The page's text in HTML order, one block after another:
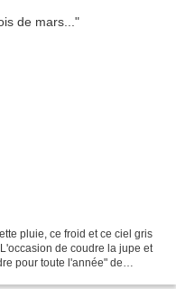
pluie, ce froid et ce ciel gris
de coudre la jupe et
pour toute l'année" de